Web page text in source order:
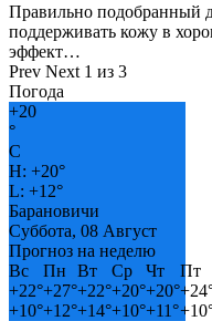
Правильно подобранный
поддерживать кожу в
эффект…
Prev Next 1 из 3
Погода
+20
°
C
H: +20°
L: +12°
Барановичи
Суббота, 08 Август
Прогноз на неделю
Вс
Пн Вт Ср Чт
Пт
+22°+27°+22°+20°+20°+
+10°+12°+14°+10°+11°+